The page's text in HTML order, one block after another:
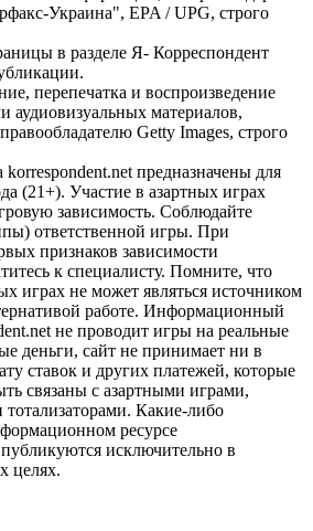
Украина", EPA / UPG, строго
в разделе Я- Корреспондент
перепечатка и воспроизведение
аудиовизуальных материалов,
Getty Images, строго
предназначены для
(21+). Участие в азартных играх
зависимость. Соблюдайте
ответственной игры. При
признаков зависимости
к специалисту. Помните, что
играх не может являться источником
работе. Информационный
не проводит игры на реальные
деньги, сайт не принимает ни в
ставок и других платежей, которые
связаны с азартными играми,
Какие-либо
ресурсе
исключительно в
целях.